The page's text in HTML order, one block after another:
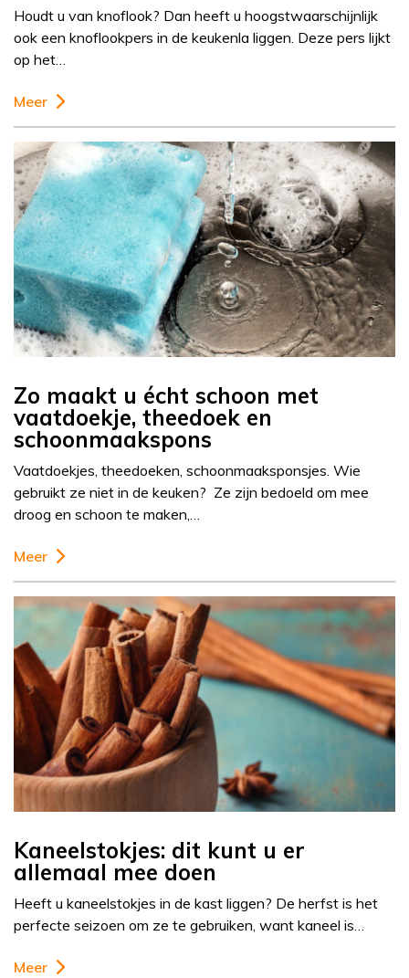
Houdt u van knoflook? Dan heeft u hoogstwaarschijnlijk
ook een knoflookpers in de keukenla liggen. Deze pers lijkt
op het…
Meer
Zo maakt u écht schoon met
vaatdoekje, theedoek en
schoonmaakspons
Vaatdoekjes, theedoeken, schoonmaaksponsjes. Wie
gebruikt ze niet in de keuken? Ze zijn bedoeld om mee
droog en schoon te maken,…
Meer
Kaneelstokjes: dit kunt u er
allemaal mee doen
Heeft u kaneelstokjes in de kast liggen? De herfst is het
perfecte seizoen om ze te gebruiken, want kaneel is…
Meer